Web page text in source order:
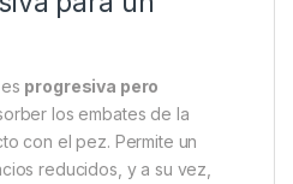
progresiva pero
los embates de la
con el pez. Permite un
reducidos, y a su vez,